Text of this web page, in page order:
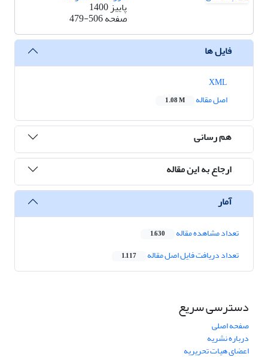
پاییز 1400
صفحه479-506
فایل ها
اصل مقاله
1.08 M
هم رسانی
ارجاع به این مقاله
آمار
تعداد مشاهده مقاله 1,630
تعداد دریافت فایل اصل مقاله 1,117
دسترسی سریع
صفحه اصلی
درباره نشریه
اعضای هیات تحریریه